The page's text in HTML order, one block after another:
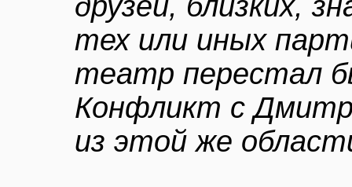
тех или иных
театр перестал
Конфликт с
из этой же